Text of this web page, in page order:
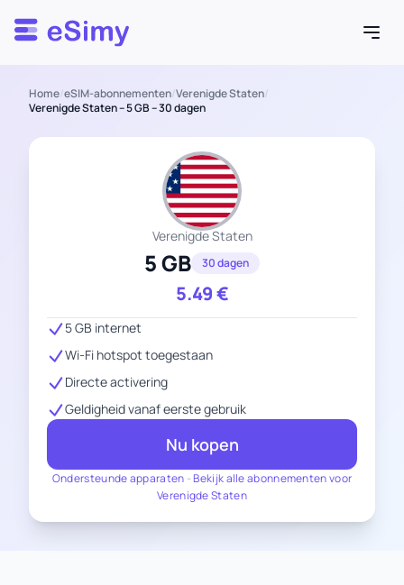
Esimy
Home/eSIM-abonnementen/Verenigde Staten/
Verenigde Staten – 5 GB – 30 dagen
Verenigde Staten
5 GB 30 dagen
5.49€
Ondersteunde apparaten -Bekijk alle abonnementen voor
Verenigde Staten
5 GB internet
Wi-Fi hotspot toegestaan
Directe activering
Geldigheid vanaf eerste gebruik
Nu kopen